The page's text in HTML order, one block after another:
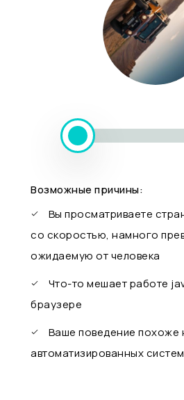
Возможные причины:
Вы просматриваете
со скоростью, намного
ожидаемую от человека
Что-то мешает работе
браузере
Ваше поведение похоже
автоматизированных систем